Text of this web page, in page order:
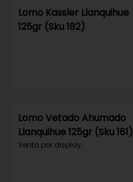
Lomo Kassler Llanquihue
125gr (Sku 182)
Lomo Vetado Ahumado
Llanquihue 125gr (Sku 181)
Venta por display.